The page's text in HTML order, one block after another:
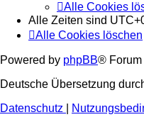
Alle Cookies
Alle Zeiten sind
Alle Cookies löschen
Powered by phpBB® Forum
Deutsche Übersetzung
Datenschutz